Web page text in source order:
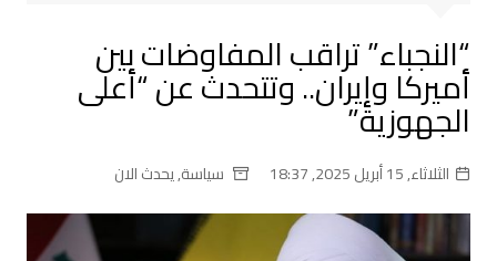
“النجباء” تراقب المفاوضات بين
أميركا وإيران.. وتتحدث عن “أعلى
الجهوزية”
الثلاثاء, 15 أبريل 2025, 18:37 سياسة,يحدث الان